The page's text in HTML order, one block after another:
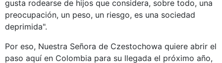
gusta rodearse de hijos que considera, sobre todo, una
preocupación, un peso, un riesgo, es una sociedad
deprimida".
Por eso, Nuestra Señora de Czestochowa quiere abrir el
paso aquí en Colombia para su llegada el próximo año,